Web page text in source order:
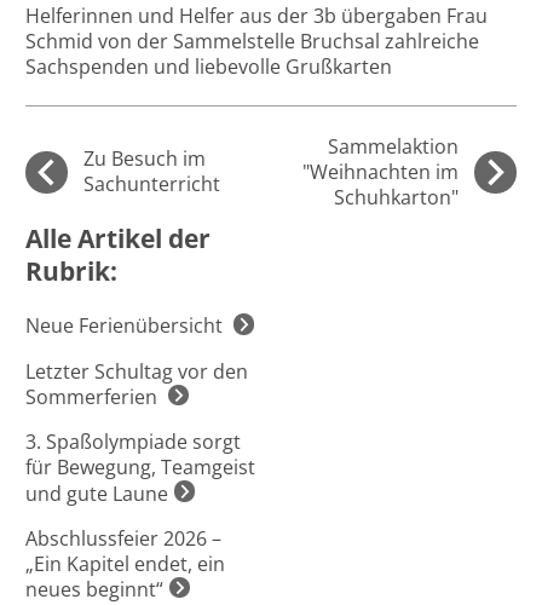
Helferinnen und Helfer aus der 3b übergaben Frau
Schmid von der Sammelstelle Bruchsal zahlreiche
Sachspenden und liebevolle Grußkarten
Zu Besuch im
Sachunterricht
Sammelaktion
"Weihnachten im
Schuhkarton"
Alle Artikel der
Rubrik:
Neue Ferienübersicht
Letzter Schultag vor den
Sommerferien
3. Spaßolympiade sorgt
für Bewegung, Teamgeist
und gute Laune
Abschlussfeier 2026 –
„Ein Kapitel endet, ein
neues beginnt“